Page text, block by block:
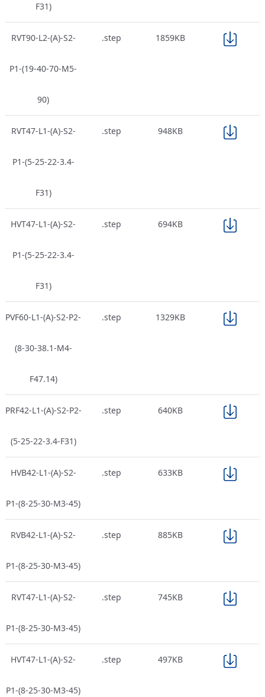
F31)
RVT90-L2-(A)-S2-
P1-(19-40-70-M5-
90)
.step 1859KB
RVT47-L1-(A)-S2-
P1-(5-25-22-3.4-
F31)
.step 948KB
HVT47-L1-(A)-S2-
P1-(5-25-22-3.4-
F31)
.step 694KB
PVF60-L1-(A)-S2-P2-
(8-30-38.1-M4-
F47.14)
.step 1329KB
PRF42-L1-(A)-S2-P2-
(5-25-22-3.4-F31)
.step 640KB
HVB42-L1-(A)-S2-
P1-(8-25-30-M3-45)
.step 633KB
RVB42-L1-(A)-S2-
P1-(8-25-30-M3-45)
.step 885KB
RVT47-L1-(A)-S2-
P1-(8-25-30-M3-45)
.step 745KB
HVT47-L1-(A)-S2-
P1-(8-25-30-M3-45)
.step 497KB